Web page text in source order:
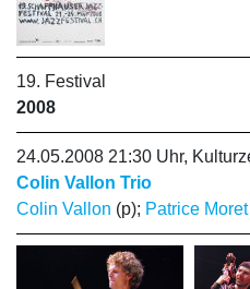
19. Festival
2008
24.05.2008 21:30 Uhr,
Colin Vallon Trio
Colin Vallon (p); Patrice Moret